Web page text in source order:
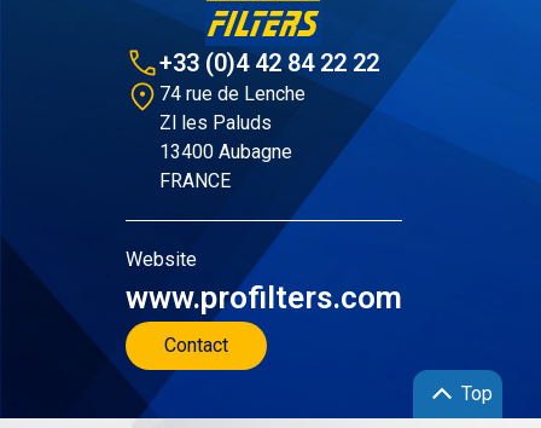
+33 (0)4 42 84 22 22
74 rue de Lenche
Zl les Paluds
13400 Aubagne
FRANCE
Website
www.profilters.com
Contact
Top